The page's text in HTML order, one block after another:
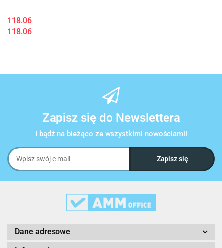
118.06
118.06
Zapisz się do Newslettera
I bądź na bieżąco ze wszystkimi nowościami!
Dane adresowe